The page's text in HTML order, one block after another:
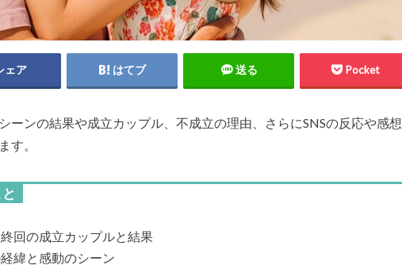
ェア はてブ 送る Pocket
ーンの結果や成立カップル、不成立の理由、さらにSNSの反応や感想
す。
回の成立カップルと結果
緯と感動のシーン